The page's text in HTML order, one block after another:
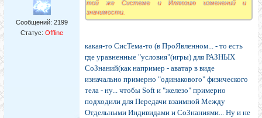
Сообщений: 2199
Статус: Offline
той же Системе и Иллюзию изменений и
значимости.
какая-то СисТема-то (в ПроЯвленном... - то есть
где уравненные "условия"(игры) для РАЗНЫХ
СоЗнаний(как например - аватар в виде
изначально примерно "одинакового" физического
тела - ну... чтобы Soft и "железо" примерно
подходили для Передачи взаимной Между
Отдельными Индивидами и СоЗнаниями... Ну и не